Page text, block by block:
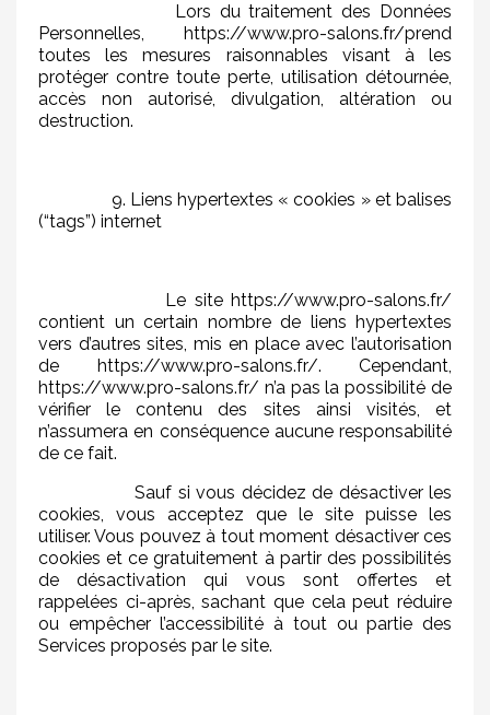
Lors du traitement des Données
Personnelles, https://www.pro-salons.fr/prend
toutes les mesures raisonnables visant à les
protéger contre toute perte, utilisation détournée,
accès non autorisé, divulgation, altération ou
destruction.
9. Liens hypertextes « cookies » et balises
(“tags”) internet
Le site https://www.pro-salons.fr/
contient un certain nombre de liens hypertextes
vers d’autres sites, mis en place avec l’autorisation
de https://www.pro-salons.fr/. Cependant,
https://www.pro-salons.fr/ n’a pas la possibilité de
vérifier le contenu des sites ainsi visités, et
n’assumera en conséquence aucune responsabilité
de ce fait.
Sauf si vous décidez de désactiver les
cookies, vous acceptez que le site puisse les
utiliser. Vous pouvez à tout moment désactiver ces
cookies et ce gratuitement à partir des possibilités
de désactivation qui vous sont offertes et
rappelées ci-après, sachant que cela peut réduire
ou empêcher l’accessibilité à tout ou partie des
Services proposés par le site.